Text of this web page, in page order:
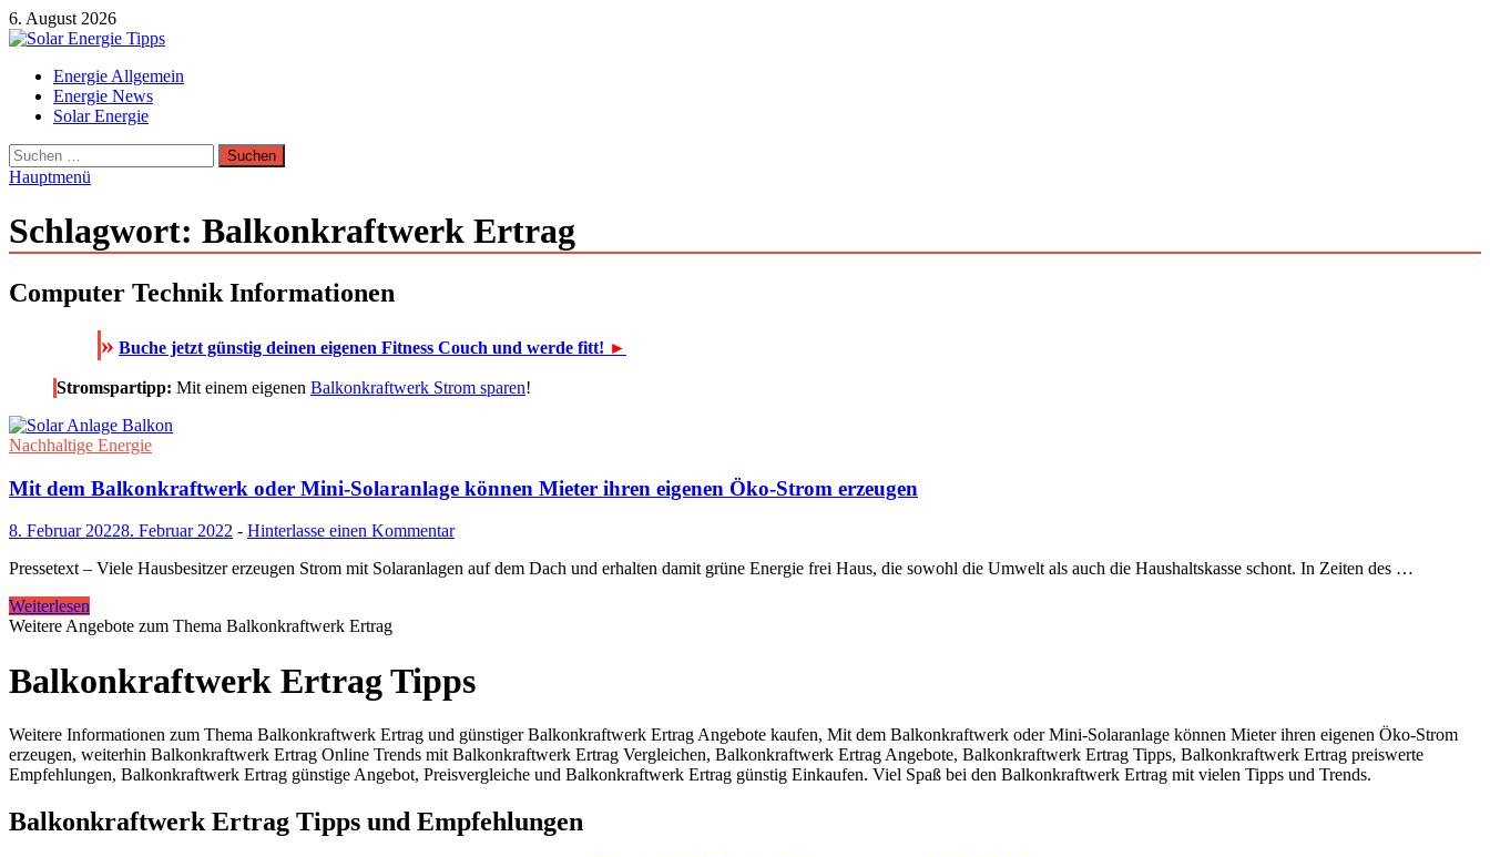
Zum
Inhalt
6. August 2026
Solar Energie Tipps
Solar Energie und Photovoltaik Informationen und Tipps
Energie Allgemein
Energie News
Solar Energie
Suchen
nach:
Hauptmenü
Schlagwort: Balkonkraftwerk Ertrag
Computer Technik Informationen
» Buche jetzt günstig deinen eigenen Fitness Couch und werde fitt! ►
Stromspartipp: Mit einem eigenen Balkonkraftwerk Strom sparen!
Nachhaltige Energie
Mit dem Balkonkraftwerk oder Mini-Solaranlage können Mieter ihren eigenen Öko-Strom erzeugen
8. Februar 20228. Februar 2022 - Hinterlasse einen Kommentar
Pressetext – Viele Hausbesitzer erzeugen Strom mit Solaranlagen auf dem Dach und erhalten damit grüne Energie frei Haus, die sowohl die Umwelt als auch die Haushaltskasse schont. In Zeiten des …
Weiterlesen
Weitere Angebote zum Thema Balkonkraftwerk Ertrag
Balkonkraftwerk Ertrag Tipps
Weitere Informationen zum Thema Balkonkraftwerk Ertrag und günstiger Balkonkraftwerk Ertrag Angebote kaufen, Mit dem Balkonkraftwerk oder Mini-Solaranlage können Mieter ihren eigenen Öko-Strom
erzeugen, weiterhin Balkonkraftwerk Ertrag Online Trends mit Balkonkraftwerk Ertrag Vergleichen, Balkonkraftwerk Ertrag Angebote, Balkonkraftwerk Ertrag Tipps, Balkonkraftwerk Ertrag preiswerte
Empfehlungen, Balkonkraftwerk Ertrag günstige Angebot, Preisvergleiche und Balkonkraftwerk Ertrag günstig Einkaufen. Viel Spaß bei den Balkonkraftwerk Ertrag mit vielen Tipps und Trends.
Balkonkraftwerk Ertrag Tipps und Empfehlungen